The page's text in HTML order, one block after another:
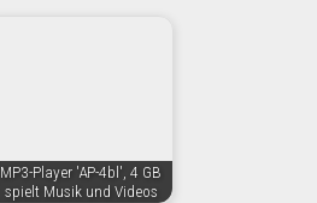
MP3-Player 'AP-4bl', 4 GB
spielt Musik und Videos